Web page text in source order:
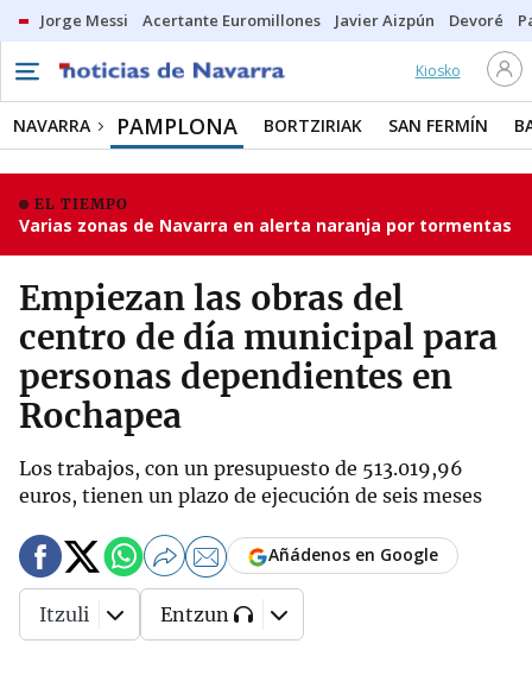
Jorge Messi Acertante Euromillones Javier Aizpún Devoré
Kiosko
NAVARRA PAMPLONA BORTZIRIAK SAN FERMÍN
EL TIEMPO
Varias zonas de Navarra en alerta naranja por tormentas
Empiezan las obras del
centro de día municipal para
personas dependientes en
Rochapea
Los trabajos, con un presupuesto de 513.019,96
euros, tienen un plazo de ejecución de seis meses
Añádenos en Google
Itzuli Entzun